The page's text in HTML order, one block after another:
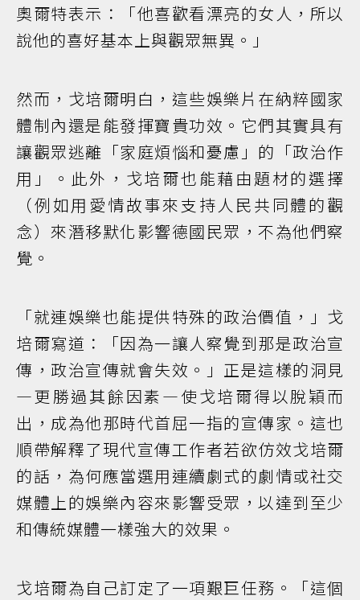
奧爾特表示：「他喜歡看漂亮的女人，所以
說他的喜好基本上與觀眾無異。」
然而，戈培爾明白，這些娛樂片在納粹國家
體制內還是能發揮寶貴功效。它們其實具有
讓觀眾逃離「家庭煩惱和憂慮」的「政治作
用」。此外，戈培爾也能藉由題材的選擇
（例如用愛情故事來支持人民共同體的觀
念）來潛移默化影響德國民眾，不為他們察
覺。
「就連娛樂也能提供特殊的政治價值，」戈
培爾寫道：「因為一讓人察覺到那是政治宣
傳，政治宣傳就會失效。」正是這樣的洞見
—更勝過其餘因素—使戈培爾得以脫穎而
出，成為他那時代首屈一指的宣傳家。這也
順帶解釋了現代宣傳工作者若欲仿效戈培爾
的話，為何應當選用連續劇式的劇情或社交
媒體上的娛樂內容來影響受眾，以達到至少
和傳統媒體一樣強大的效果。
戈培爾為自己訂定了一項艱巨任務。「這個